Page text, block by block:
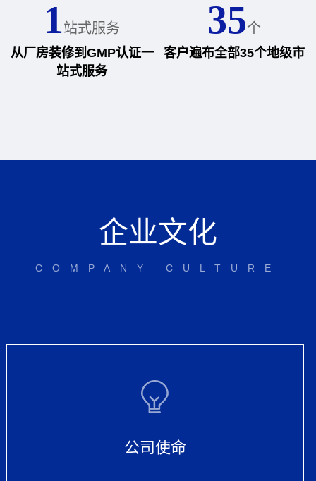
1站式服务
从厂房装修到GMP认证一
站式服务
35个
客户遍布全部35个地级市
企业文化
COMPANY CULTURE
公司使命